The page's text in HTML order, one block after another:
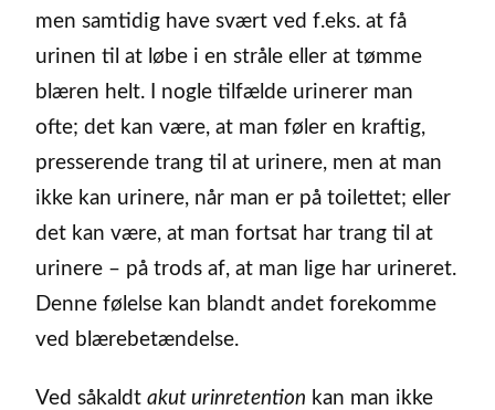
men samtidig have svært ved f.eks. at få
urinen til at løbe i en stråle eller at tømme
blæren helt. I nogle tilfælde urinerer man
ofte; det kan være, at man føler en kraftig,
presserende trang til at urinere, men at man
ikke kan urinere, når man er på toilettet; eller
det kan være, at man fortsat har trang til at
urinere – på trods af, at man lige har urineret.
Denne følelse kan blandt andet forekomme
ved blærebetændelse.
Ved såkaldt akut urinretention kan man ikke